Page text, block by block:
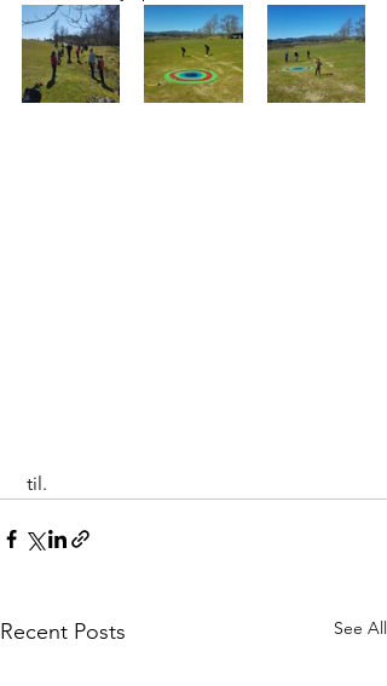
til.
Recent Posts See All